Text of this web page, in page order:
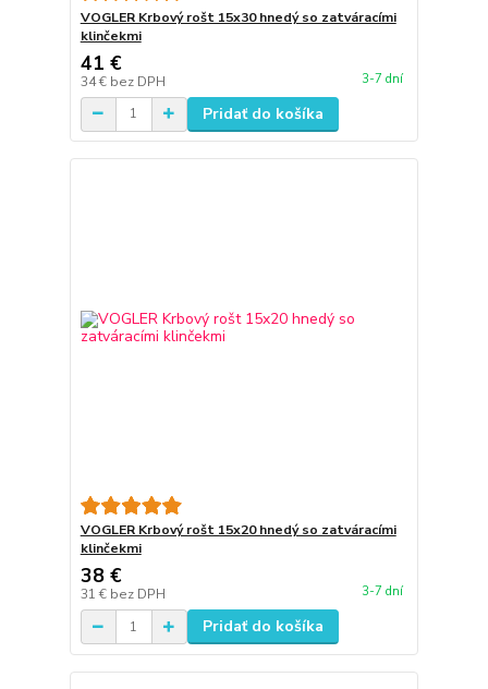
VOGLER Krbový rošt 15x30 hnedý so zatváracími
klinčekmi
41 €
34 € bez DPH 3-7 dní
Pridať do košíka
VOGLER Krbový rošt 15x20 hnedý so zatváracími
klinčekmi
38 €
31 € bez DPH 3-7 dní
Pridať do košíka